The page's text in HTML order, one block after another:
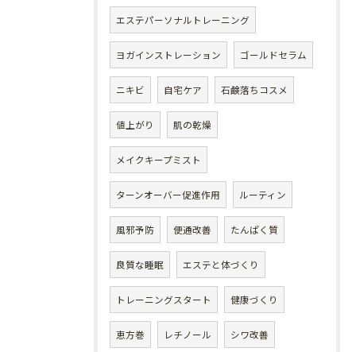
エステパーソナルトレーニング
ヨガインストレーション ゴールドセラム
ニキビ 自宅ケア 石鹸落ちコスメ
値上がり 肌の乾燥
メイクキープミスト
ターンオーバー促進作用 ルーティン
風邪予防 便通改善 たんぱく質
良質な睡眠 エステと体づくり
トレーニングスタート 健康づくり
恵方巻 レチノール シワ改善